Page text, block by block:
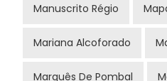
Manuscrito Régio
Mariana Alcoforado
Marquês De Pombal